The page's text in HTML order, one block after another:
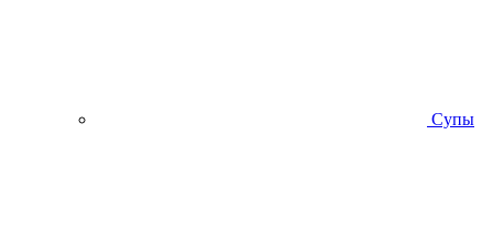
Супы